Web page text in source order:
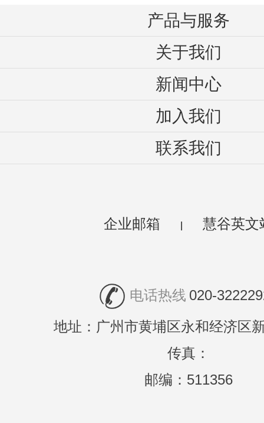
产品与服务
关于我们
新闻中心
加入我们
联系我们
企业邮箱 慧谷英文
电话热线 020-
地址：广州市黄埔区永和经济区
传真：
邮编：511356